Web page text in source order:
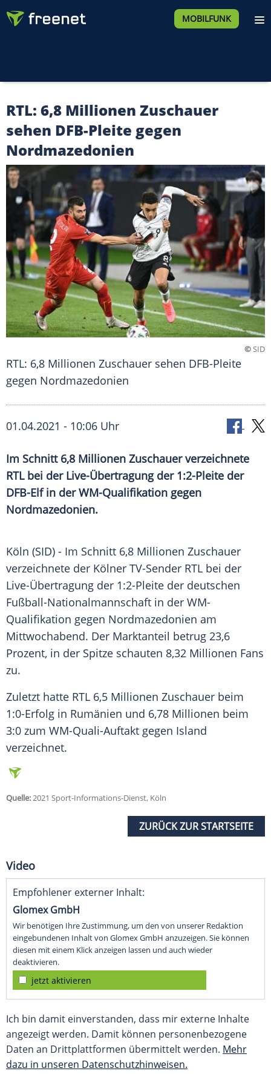
MOBILFUNK
RTL: 6,8 Millionen Zuschauer
sehen DFB-Pleite gegen
Nordmazedonien
©SID
RTL: 6,8 Millionen Zuschauer sehen DFB-Pleite
gegen Nordmazedonien
01.04.2021 - 10:06 Uhr
Im Schnitt 6,8 Millionen Zuschauer verzeichnete
RTLbei der Live-Übertragung der 1:2-Pleite der
DFB-Elfin derWM-Qualifikation gegen
Nordmazedonien.
Köln (SID) - Im Schnitt 6,8 Millionen Zuschauer
verzeichnete der Kölner TV-Sender RTL bei der
Live-Übertragung der 1:2-Pleite der deutschen
Fußball-Nationalmannschaft in der WM-
Qualifikation gegen Nordmazedonien am
Mittwochabend. Der Marktanteil betrug 23,6
Prozent, in der Spitze schauten 8,32 Millionen Fans
zu.
Zuletzt hatte RTL 6,5 Millionen Zuschauer beim
1:0-Erfolg in Rumänien und 6,78 Millionen beim
3:0 zum WM-Quali-Auftakt gegen Island
verzeichnet.
Quelle:2021 Sport-Informations-Dienst, Köln
ZURÜCK ZUR STARTSEITE
Video
Empfohlener externer Inhalt:
Glomex GmbH
Wir benötigen Ihre Zustimmung, um den von unserer Redaktion
eingebundenen Inhalt von Glomex GmbH anzuzeigen. Sie können
diesen mit einem Klick anzeigen lassen und auch wieder
deaktivieren.
jetzt aktivieren
Ich bin damit einverstanden, dass mir externe Inhalte
angezeigt werden. Damit können personenbezogene
Daten an Drittplattformen übermittelt werden. Mehr
dazu in unseren Datenschutzhinweisen.